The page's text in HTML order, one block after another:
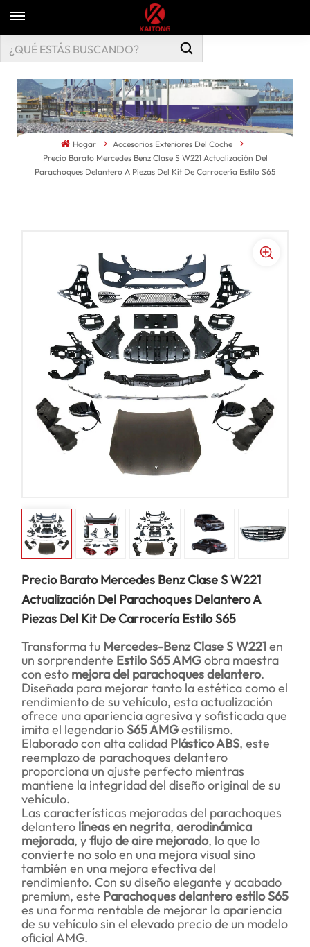
Hogar
Accesorios Exteriores Del Coche
Precio Barato Mercedes Benz Clase S W221 Actualización Del
Parachoques Delantero A Piezas Del Kit De Carrocería Estilo S65
Precio Barato Mercedes Benz Clase S W221
Actualización Del Parachoques Delantero A
Piezas Del Kit De Carrocería Estilo S65
Transforma tu Mercedes-Benz Clase S W221en
un sorprendente Estilo S65 AMGobra maestra
con esto mejora del parachoques delantero.
Diseñada para mejorar tanto la estética como el
rendimiento de su vehículo, esta actualización
ofrece una apariencia agresiva y sofisticada que
imita el legendarioS65 AMGestilismo.
Elaborado con alta calidad Plástico ABS, este
reemplazo de parachoques delantero
proporciona un ajuste perfecto mientras
mantiene la integridad del diseño original de su
vehículo.
Las características mejoradas del parachoques
delantero líneas en negrita, aerodinámica
mejorada, yflujo de aire mejorado, lo que lo
convierte no solo en una mejora visual sino
también en una mejora efectiva del
rendimiento. Con su diseño elegante y acabado
premium, este Parachoques delantero estilo S65
es una forma rentable de mejorar la apariencia
de su vehículo sin el elevado precio de un modelo
oficial AMG.